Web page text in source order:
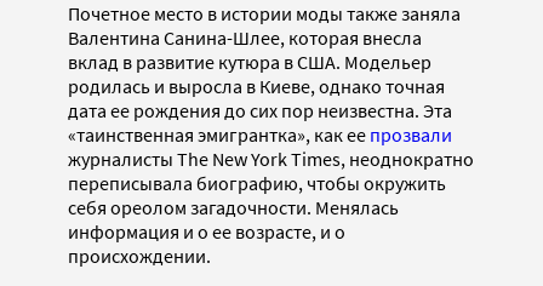
Почетное место в истории моды также заняла
Валентина Санина-Шлее, которая внесла
вклад в развитие кутюра в США. Модельер
родилась и выросла в Киеве, однако точная
дата ее рождения до сих пор неизвестна. Эта
«таинственная эмигрантка», как ее прозвали
журналисты The New York Times, неоднократно
переписывала биографию, чтобы окружить
себя ореолом загадочности. Менялась
информация и о ее возрасте, и о
происхождении.